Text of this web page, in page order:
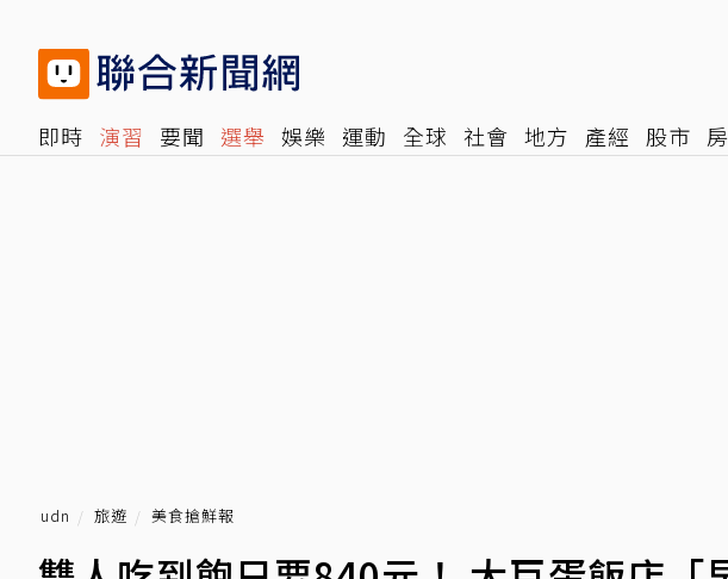
即時 演習 要聞 選舉 娛樂 運動 全球 社會 地方 產經 股市
udn 旅遊 美食搶鮮報